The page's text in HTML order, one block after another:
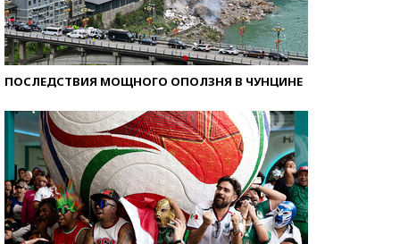
ПОСЛЕДСТВИЯ МОЩНОГО ОПОЛЗНЯ В ЧУНЦИНЕ